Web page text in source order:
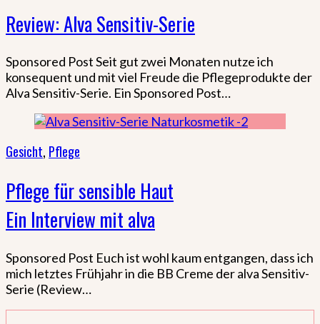
Review: Alva Sensitiv-Serie
Sponsored Post Seit gut zwei Monaten nutze ich
konsequent und mit viel Freude die Pflegeprodukte der
Alva Sensitiv-Serie. Ein Sponsored Post…
Gesicht, Pflege
Pflege für sensible Haut
Ein Interview mit alva
Sponsored Post Euch ist wohl kaum entgangen, dass ich
mich letztes Frühjahr in die BB Creme der alva Sensitiv-
Serie (Review…